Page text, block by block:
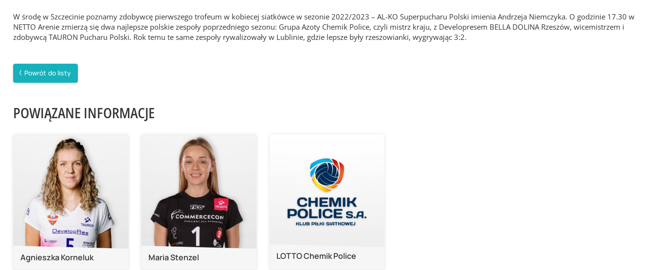
W środę w Szczecinie poznamy zdobywcę pierwszego trofeum w kobiecej siatkówce w sezonie 2022/2023 – AL-KO Superpucharu Polski imienia Andrzeja Niemczyka. O godzinie 17.30 w
NETTO Arenie zmierzą się dwa najlepsze polskie zespoły poprzedniego sezonu: Grupa Azoty Chemik Police, czyli mistrz kraju, z Developresem BELLA DOLINA Rzeszów, wicemistrzem i
zdobywcą TAURON Pucharu Polski. Rok temu te same zespoły rywalizowały w Lublinie, gdzie lepsze były rzeszowianki, wygrywając 3:2.
Powrót do listy
POWIĄZANE INFORMACJE
Agnieszka Korneluk Maria Stenzel LOTTO Chemik Police